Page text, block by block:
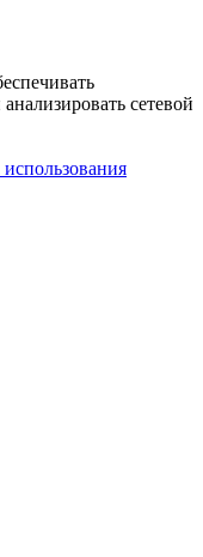
сетевой